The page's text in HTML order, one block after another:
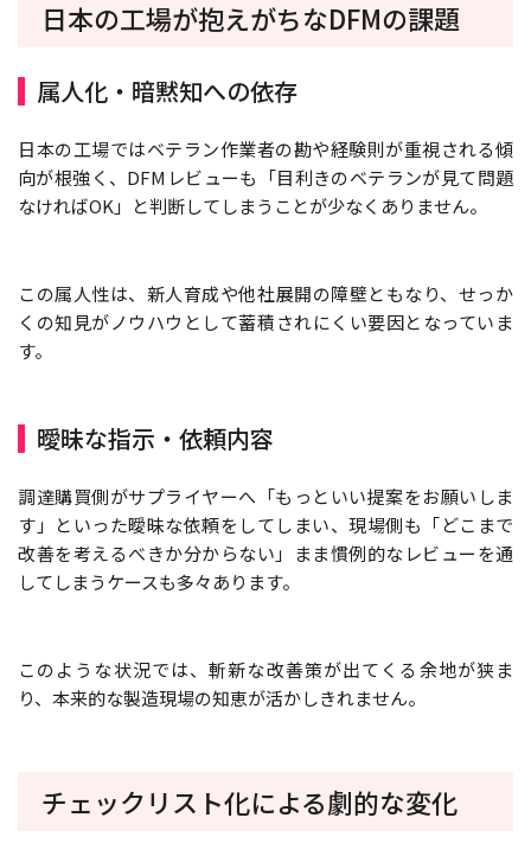
日本の工場が抱えがちなDFMの課題
属人化・暗黙知への依存
日本の工場ではベテラン作業者の勘や経験則が重視される傾
向が根強く、DFMレビューも「目利きのベテランが見て問題
なければOK」と判断してしまうことが少なくありません。
この属人性は、新人育成や他社展開の障壁ともなり、せっか
くの知見がノウハウとして蓄積されにくい要因となっていま
す。
曖昧な指示・依頼内容
調達購買側がサプライヤーへ「もっといい提案をお願いしま
す」といった曖昧な依頼をしてしまい、現場側も「どこまで
改善を考えるべきか分からない」まま慣例的なレビューを通
してしまうケースも多々あります。
このような状況では、斬新な改善策が出てくる余地が狭ま
り、本来的な製造現場の知恵が活かしきれません。
チェックリスト化による劇的な変化